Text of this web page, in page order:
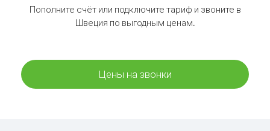
Пополните счёт или подключите тариф и звоните в
Швеция по выгодным ценам.
Цены на звонки